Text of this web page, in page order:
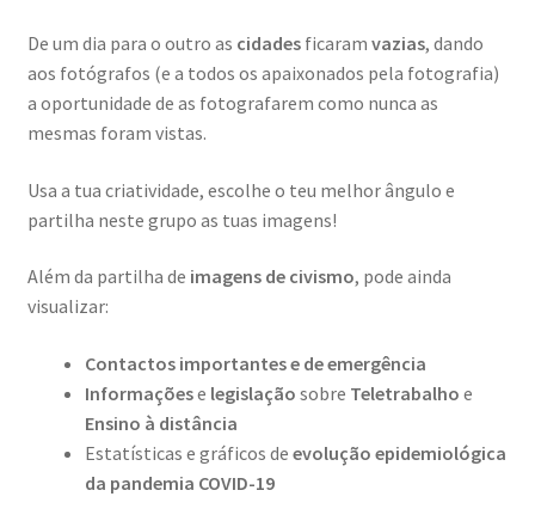
Patrocínio a DICAS DE FOTOGRAFIA
TOP 10
Video Dicas
Exposições
“Um Rio, Uma Serra”, de Manuel Justo Gardete
De um dia para o outro as cidadesficaram vazias, dando
aos fotógrafos (e a todos os apaixonados pela fotografia)
a oportunidade de as fotografarem como nunca as
mesmas foram vistas.
Usa a tua criatividade, escolhe o teu melhor ângulo e
partilha neste grupo as tuas imagens!
Além da partilha de imagens de civismo, pode ainda
visualizar:
Contactos importantes e de emergência
Informaçõese legislação sobre Teletrabalho e
Ensino à distância
Estatísticas e gráficos de evolução epidemiológica
da pandemia COVID-19